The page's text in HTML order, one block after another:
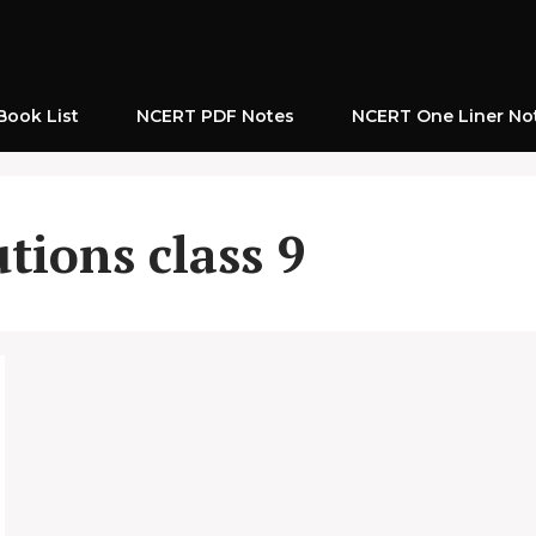
List NCERT PDF Notes NCERT One Liner
class 9